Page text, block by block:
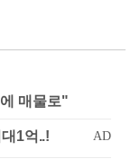
매물로"